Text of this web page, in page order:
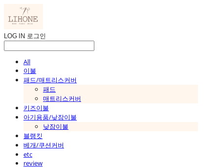
LOG IN 로그인
All
이불
패드/매트리스커버
패드
매트리스커버
키즈이불
아기용품/낮잠이불
낮잠이불
블랭킷
베개/쿠션커버
etc
review